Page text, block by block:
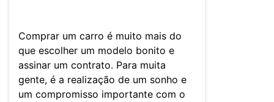
Comprar um carro é muito mais do
que escolher um modelo bonito e
assinar um contrato. Para muita
gente, é a realização de um sonho e
um compromisso importante com o